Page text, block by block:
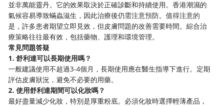
並非萬能靈丹。它的效果取決於正確診斷和持續使用。香港潮濕的
氣候容易導致蟎蟲滋生，因此治療後仍需注意預防。值得注意的
是，許多患者期望立即見效，但皮膚問題的改善需要時間。綜合治
療策略往往最有效，包括藥物、護理和環境管理。
常見問題答疑
1. 舒利達可以長期使用嗎？
一般建議使用不超過3-4個月，長期使用應在醫生指導下進行。定期
評估皮膚狀況，避免不必要的用藥。
2. 使用舒利達期間可以化妝嗎？
最好盡量減少化妝，特別是厚重粉底。必須化妝時選擇輕薄產品，